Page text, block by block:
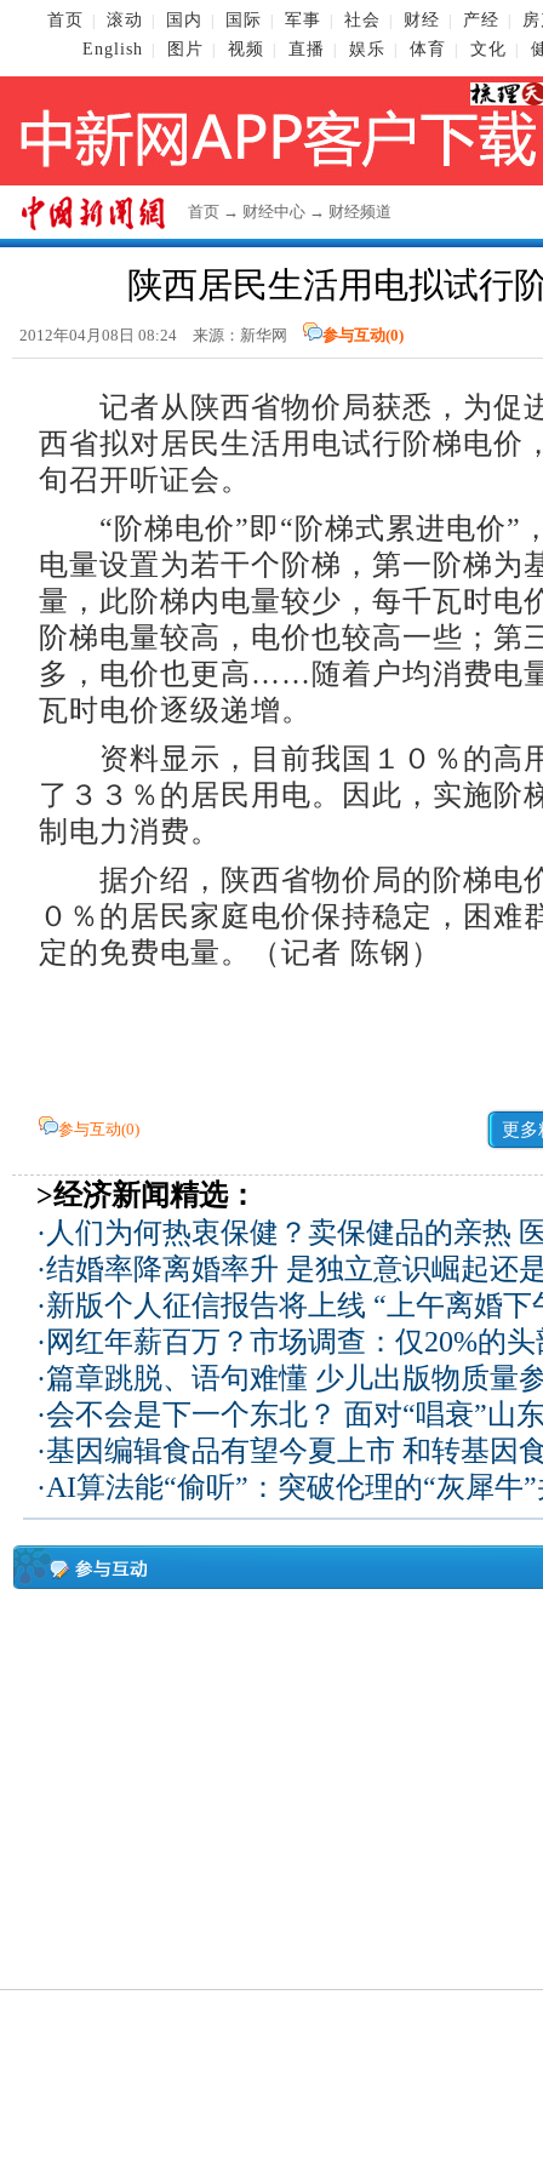
首页 滚动 国内 国际 军事 社会 财经 产经
English
图片 视频 直播 娱乐 体育 文化
首页 → 财经中心 → 财经频道
陕西居民生活用电拟试行
2012年04月08日 08:24 来源：新华网 参与互动(0)
记者从陕西省物价局获悉，为促
西省拟对居民生活用电试行阶梯电价
旬召开听证会。
“阶梯电价”即“阶梯式累进电价”
电量设置为若干个阶梯，第一阶梯为
量，此阶梯内电量较少，每千瓦时电
阶梯电量较高，电价也较高一些；第
多，电价也更高……随着户均消费电
瓦时电价逐级递增。
资料显示，目前我国１０％的高
了３３％的居民用电。因此，实施阶
制电力消费。
据介绍，陕西省物价局的阶梯电
０％的居民家庭电价保持稳定，困难
定的免费电量。（记者 陈钢）
参与互动(0) 更多
>经济新闻精选：
· 人们为何热衷保健？卖保健品的亲热
·结婚率降离婚率升 是独立意识崛起还
·新版个人征信报告将上线 “上午离婚下
· 网红年薪百万？市场调查：仅20%的
·篇章跳脱、语句难懂 少儿出版物质量
·会不会是下一个东北？ 面对“唱衰”山
·基因编辑食品有望今夏上市 和转基因
·AI算法能“偷听”：突破伦理的“灰犀牛